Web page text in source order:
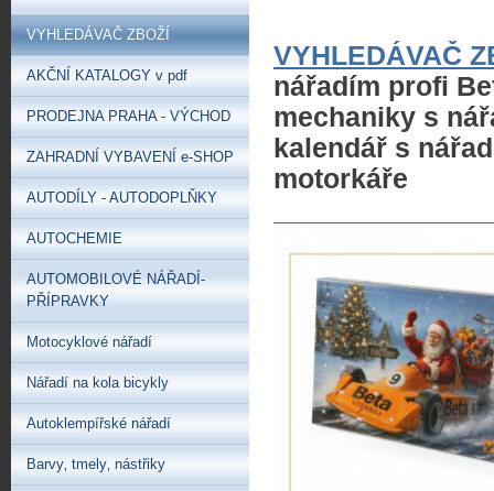
VYHLEDÁVAČ
nářadím profi
mechaniky s
kalendář s
motorkáře
VYHLEDÁVAČ ZBOŽÍ
AKČNÍ KATALOGY v pdf
PRODEJNA PRAHA - VÝCHOD
ZAHRADNÍ VYBAVENÍ e-SHOP
AUTODÍLY - AUTODOPLŇKY
AUTOCHEMIE
AUTOMOBILOVÉ NÁŘADÍ-
PŘÍPRAVKY
Motocyklové nářadí
Nářadí na kola bicykly
Autoklempířské nářadí
Barvy‚ tmely‚ nástřiky